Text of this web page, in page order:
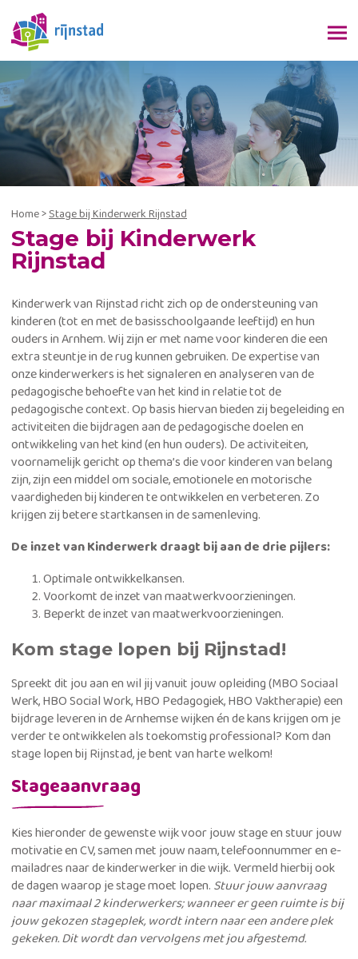
Home>Stage bij Kinderwerk Rijnstad
Stage bij Kinderwerk
Rijnstad
Kinderwerk van Rijnstad richt zich op de ondersteuning van
kinderen (tot en met de basisschoolgaande leeftijd) en hun
ouders in Arnhem. Wij zijn er met name voor kinderen die een
extra steuntje in de rug kunnen gebruiken. De expertise van
onze kinderwerkers is het signaleren en analyseren van de
pedagogische behoefte van het kind in relatie tot de
pedagogische context. Op basis hiervan bieden zij begeleiding en
activiteiten die bijdragen aan de pedagogische doelen en
ontwikkeling van het kind (en hun ouders). De activiteiten,
voornamelijk gericht op thema’s die voor kinderen van belang
zijn, zijn een middel om sociale, emotionele en motorische
vaardigheden bij kinderen te ontwikkelen en verbeteren. Zo
krijgen zij betere startkansen in de samenleving.
De inzet van Kinderwerk draagt bij aan de drie pijlers:
Optimale ontwikkelkansen.
Voorkomt de inzet van maatwerkvoorzieningen.
Beperkt de inzet van maatwerkvoorzieningen.
Kom stage lopen bij Rijnstad!
Spreekt dit jou aan en wil jij vanuit jouw opleiding (MBO Sociaal
Werk, HBO Social Work, HBO Pedagogiek, HBO Vaktherapie) een
bijdrage leveren in de Arnhemse wijken én de kans krijgen om je
verder te ontwikkelen als toekomstig professional? Kom dan
stage lopen bij Rijnstad, je bent van harte welkom!
Stageaanvraag
Kies hieronder de gewenste wijk voor jouw stage en stuur jouw
motivatie en CV, samen met jouw naam, telefoonnummer en e-
mailadres naar de kinderwerker in die wijk. Vermeld hierbij ook
de dagen waarop je stage moet lopen. Stuur jouw aanvraag
naar maximaal 2 kinderwerkers; wanneer er geen ruimte is bij
jouw gekozen stageplek, wordt intern naar een andere plek
gekeken. Dit wordt dan vervolgens met jou afgestemd.